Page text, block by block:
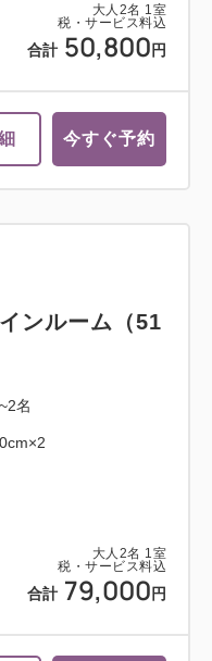
大人 2名 1 室
税・サービス料込
合計 50,800 円
今すぐ予約
大人 2名 1 室
税・サービス料込
合計 79,000 円
ンルーム（51
名